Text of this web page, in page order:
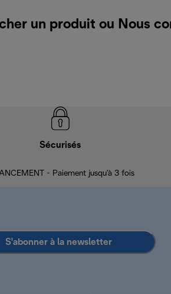
un produit ou Nous
Sécurisés
- Paiement jusqu'à 3 fois
S'abonner à la newsletter